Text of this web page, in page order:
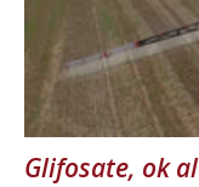
Glifosate, ok